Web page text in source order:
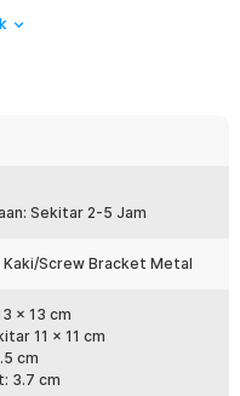
yang mampu bertahan
kondisi lingkungan karena
waterproof IP54.
garis cahaya
memudahkan untuk
level 3D, alarm peringatan,
berbagai proyek Anda.
Sekitar 2-5 Jam
Screw Bracket Metal
x 13 cm
11 x 11 cm
cm
3.7 cm